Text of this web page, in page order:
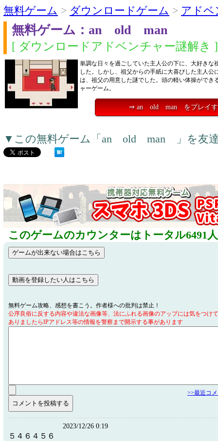
無料ゲーム > ダウンロードゲーム > アドベ
無料ゲーム：an old man
[ ダウンロードアドベンチャー謎解き ]
単調な日々を過ごしていた主人公の下に、大好きな
した。しかし、祖父からの手紙に大喜びした主人公
は、祖父の用意した謎でした。頭の軽い体操ができ
ャーゲーム。
⇒ an old man をプレイ
▼この無料ゲーム「an old man 」を友
このゲームのカウンターはトータル6491
無料ゲーム攻略、感想を書こう。作者様への批判は禁止！
公序良俗に反する内容や違法な画像等、法にふれる画像のアップには気をつけ
ありましたらIPアドレス等の情報を警察まで開示する事があります
>>最近コ
2023/12/26 0:19
５４６４５６